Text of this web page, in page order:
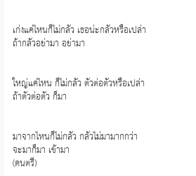
เก่งแค่ไหนก็ไม่กลัว เธอน่ะกลัวหรือเปล่า
ถ้ากลัวอย่ามา อย่ามา
ใหญ่แค่ไหน ก็ไม่กลัว ตัวต่อตัวหรือเปล่า
ถ้าตัวต่อตัว ก็มา
มาจากไหนก็ไม่กลัว กลัวไม่มามากกว่า
จะมาก็มา เข้ามา
(ดนตรี)